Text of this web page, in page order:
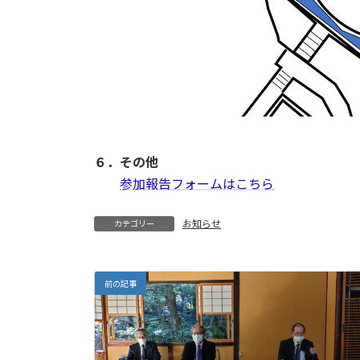
６．その他
参加報告フォームはこちら
カテゴリー お知らせ
前の記事